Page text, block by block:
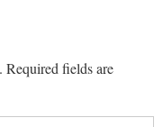
Required fields are